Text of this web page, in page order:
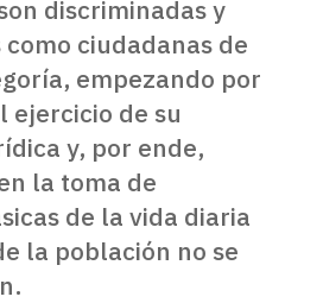
discriminadas y
ciudadanas de
empezando por
ejercicio de su
y, por ende,
la toma de
de la vida diaria
la población no se